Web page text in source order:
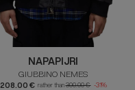
NAPAPIJRI
GIUBBINO NEMES
208.00 € rather than300.00 € -31%